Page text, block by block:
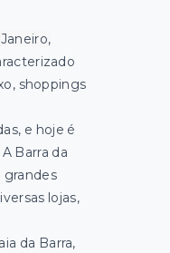
shoppings
e hoje é
Barra da
grandes
lojas,
da Barra,